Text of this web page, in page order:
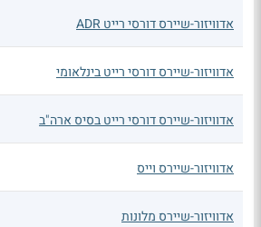
אדוויזור-שיירס דורסי רייט ADR
אדוויזור-שיירס דורסי רייט בינלאומי
אדוויזור-שיירס דורסי רייט בסיס ארה"ב
אדוויזור-שיירס וייס
אדוויזור-שיירס מלונות